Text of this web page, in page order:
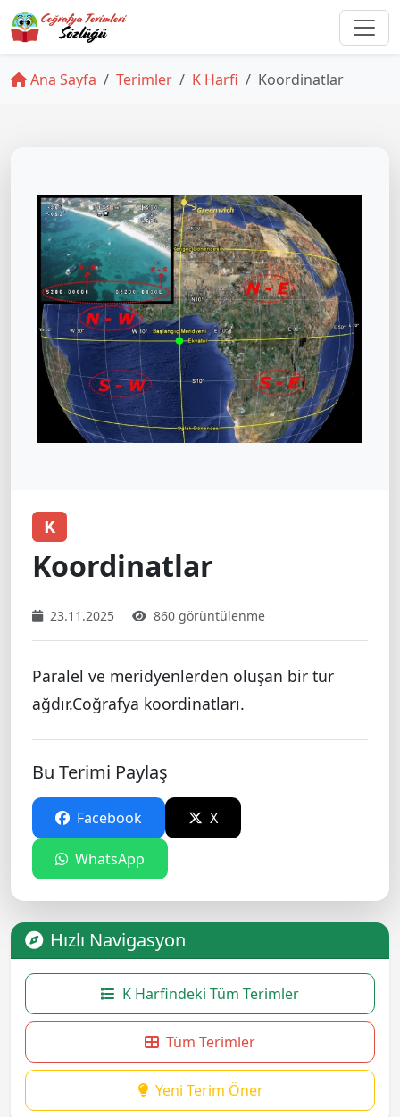
Ana Sayfa Terimler K Harfi Koordinatlar
K
Koordinatlar
23.11.2025 860 görüntülenme
Paralel ve meridyenlerden oluşan bir tür
ağdır.Coğrafya koordinatları.
Bu Terimi Paylaş
Facebook X
WhatsApp
Hızlı Navigasyon
K Harfindeki Tüm Terimler
Tüm Terimler
Yeni Terim Öner